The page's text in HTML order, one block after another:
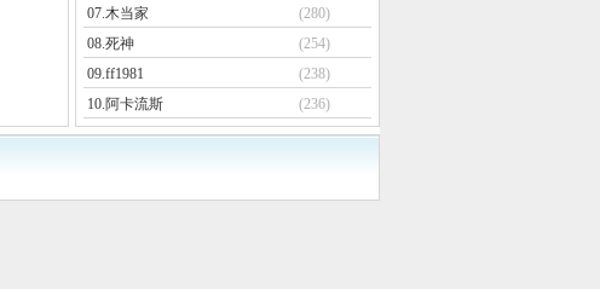
07.木当家
(280)
08.死神
(254)
09.ff1981
(238)
10.阿卡流斯 (236)